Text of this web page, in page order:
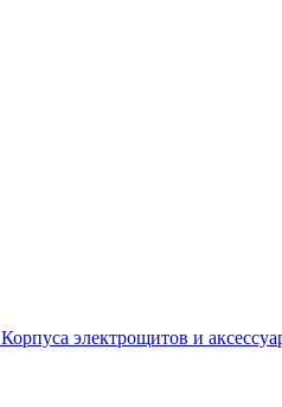
Корпуса электрощитов и